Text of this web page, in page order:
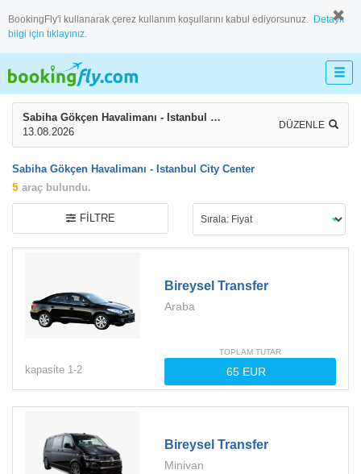
BookingFly'i kullanarak çerez kullanım koşullarını kabul ediyorsunuz. Detaylı
bilgi için tıklayınız.
Sabiha Gökçen Havalimanı - Istanbul City Center
13.08.2026
DÜZENLE
Sabiha Gökçen Havalimanı - Istanbul City Center
5 araç bulundu.
FILTRE
Bireysel Transfer
Araba
kapasite 1-2
TOPLAM TUTAR
Bireysel Transfer
Minivan